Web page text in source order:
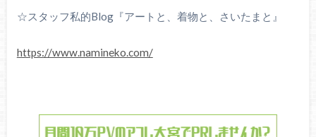
☆スタッフ私的Blog『アートと、着物と、さいたまと』
https://www.namineko.com/